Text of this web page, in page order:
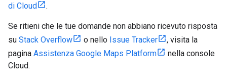
di Cloud
.
Se ritieni che le tue domande non abbiano ricevuto risposta
su Stack Overflow o nello Issue Tracker
, visita la
pagina Assistenza Google Maps Platform
nella console
Cloud.